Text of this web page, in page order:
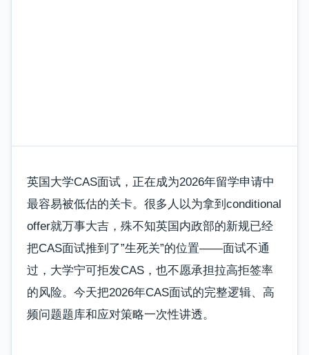
英国大学CAS面试，正在成为2026年留学申请中
最容易被低估的关卡。很多人以为拿到conditional
offer就万事大吉，殊不知英国内政部的新规已经
把CAS面试推到了”生死关”的位置——面试不通
过，大学宁可拒发CAS，也不愿承担拉高拒签率
的风险。今天把2026年CAS面试的完整逻辑、高
频问题题库和应对策略一次性讲透。